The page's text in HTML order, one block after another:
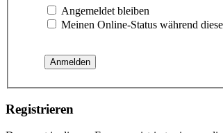
Angemeldet bleiben
Meinen Online-Status während
Registrieren